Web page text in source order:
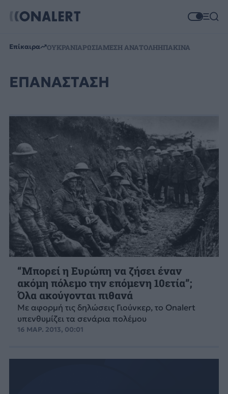
Επίκαιρα ΟΥΚΡΑΝΙΑΡΩΣΙΑΜΕΣΗ ΑΝΑΤΟΛΗΗΠΑΚΙΝΑ
ΕΠΑΝΑΣΤΑΣΗ
“Μπορεί η Ευρώπη να ζήσει έναν
ακόμη πόλεμο την επόμενη 10ετία”;
Όλα ακούγονται πιθανά
Με αφορμή τις δηλώσεις Γιούνκερ, το Onalert
υπενθυμίζει τα σενάρια πολέμου
16 ΜΑΡ. 2013, 00:01